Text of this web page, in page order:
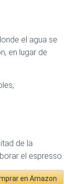
el agua se
en lugar de
de la
el espresso.
en Amazon